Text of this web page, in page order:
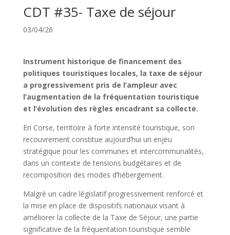
CDT #35- Taxe de séjour
03/04/26
Instrument historique de financement des
politiques touristiques locales, la taxe de séjour
a progressivement pris de l’ampleur avec
l’augmentation de la fréquentation touristique
et l’évolution des règles encadrant sa collecte.
En Corse, territoire à forte intensité touristique, son
recouvrement constitue aujourd’hui un enjeu
stratégique pour les communes et intercommunalités,
dans un contexte de tensions budgétaires et de
recomposition des modes d’hébergement.
Malgré un cadre législatif progressivement renforcé et
la mise en place de dispositifs nationaux visant à
améliorer la collecte de la Taxe de Séjour, une partie
significative de la fréquentation touristique semble